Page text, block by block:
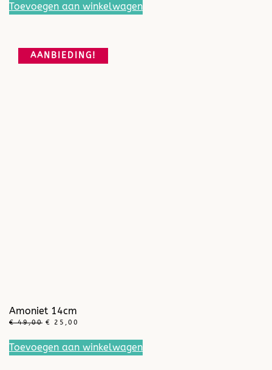
Toevoegen aan winkelwagen
AANBIEDING!
Amoniet 14cm
€49,00 OORSPRONKELIJKE
WAS:
€ 49,00.
€ 25,00
IS:
€ 25,00.
Toevoegen aan winkelwagen